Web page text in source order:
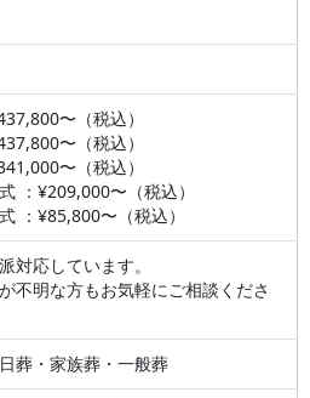
〜（税込）
〜（税込）
〜（税込）
：¥209,000〜（税込）
：¥85,800〜（税込）
対応しています。
不明な方もお気軽にご相談くださ
葬・家族葬・一般葬